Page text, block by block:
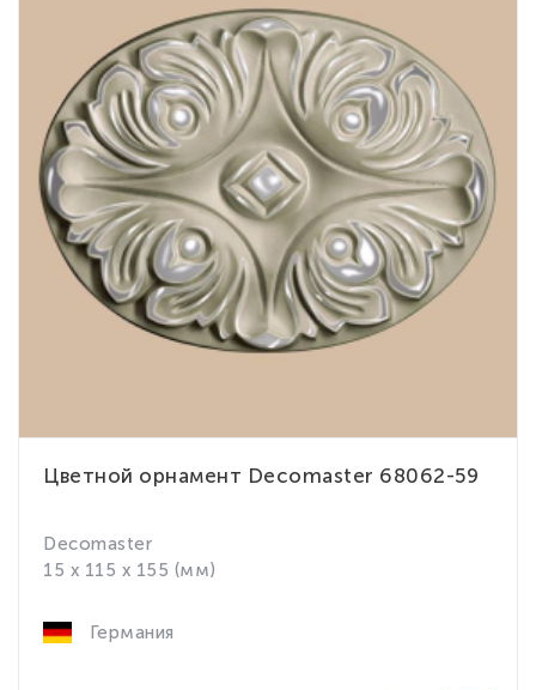
Цветной орнамент Decomaster 68062-59
Decomaster
15 x 115 x 155 (мм)
Германия